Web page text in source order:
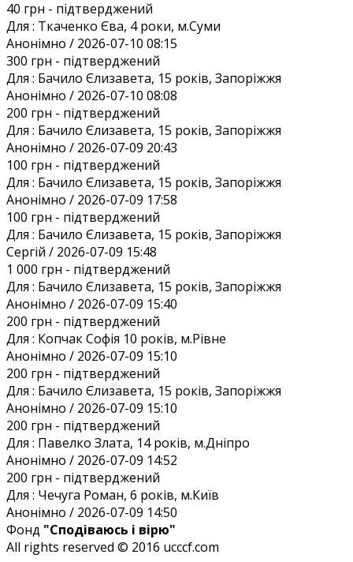
40 грн - підтверджений
Для : Ткаченко Єва, 4 роки, м.Суми
Анонiмно / 2026-07-10 08:15
300 грн - підтверджений
Для : Бачило Єлизавета, 15 років, Запоріжжя
Анонiмно / 2026-07-10 08:08
200 грн - підтверджений
Для : Бачило Єлизавета, 15 років, Запоріжжя
Анонiмно / 2026-07-09 20:43
100 грн - підтверджений
Для : Бачило Єлизавета, 15 років, Запоріжжя
Анонiмно / 2026-07-09 17:58
100 грн - підтверджений
Для : Бачило Єлизавета, 15 років, Запоріжжя
Сергій / 2026-07-09 15:48
1 000 грн - підтверджений
Для : Бачило Єлизавета, 15 років, Запоріжжя
Анонiмно / 2026-07-09 15:40
200 грн - підтверджений
Для : Копчак Софія 10 років, м.Рівне
Анонiмно / 2026-07-09 15:10
200 грн - підтверджений
Для : Бачило Єлизавета, 15 років, Запоріжжя
Анонiмно / 2026-07-09 15:10
200 грн - підтверджений
Для : Павелко Злата, 14 років, м.Дніпро
Анонiмно / 2026-07-09 14:52
200 грн - підтверджений
Для : Чечуга Роман, 6 років, м.Київ
Анонiмно / 2026-07-09 14:50
Фонд "Сподіваюсь і вірю"
All rights reserved © 2016 ucccf.com